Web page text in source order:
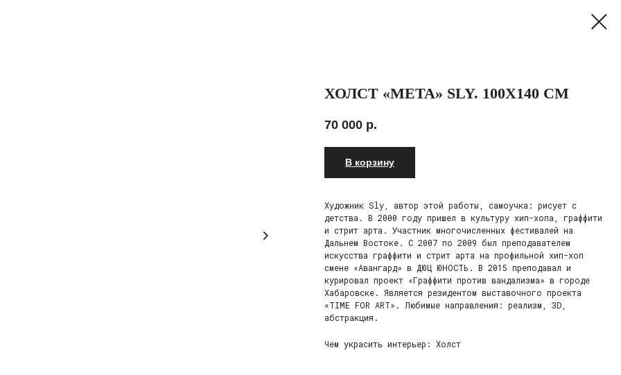
ХОЛСТ «META» SLY. 100Х140 СМ
70 000 р.
В корзину
Художник Sly, автор этой работы, самоучка: рисует с
детства. В 2000 году пришел в культуру хип-хопа, граффити
и стрит арта. Участник многочисленных фестивалей на
Дальнем Востоке. С 2007 по 2009 был преподавателем
искусства граффити и стрит арта на профильной хип-хоп
смене «Авангард» в ДЮЦ ЮНОСТЬ. В 2015 преподавал и
курировал проект «Граффити против вандализма» в городе
Хабаровске. Является резидентом выставочного проекта
«TIME FOR ART». Любимые направления: реализм, 3D,
абстракция.
Чем украсить интерьер: Холст